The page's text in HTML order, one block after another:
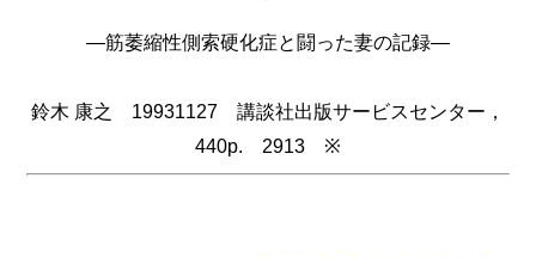
―筋萎縮性側索硬化症と闘った妻の記録―
鈴木 康之 19931127 講談社出版サービスセンター，
440p. 2913 ※